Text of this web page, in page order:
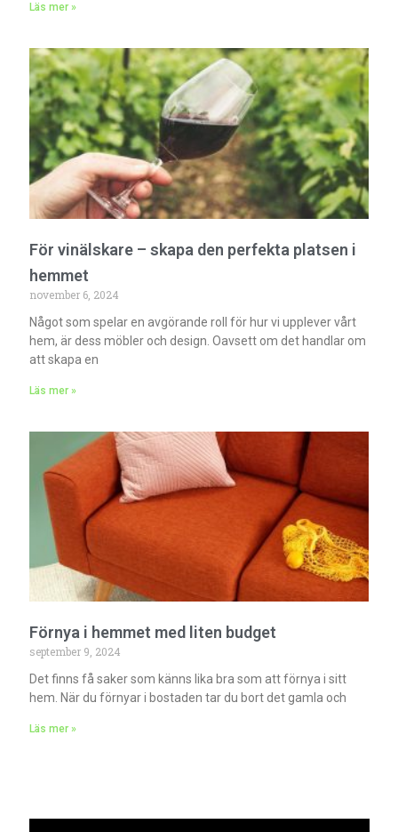
Läs mer »
För vinälskare – skapa den perfekta platsen i
hemmet
november 6, 2024
Något som spelar en avgörande roll för hur vi upplever vårt
hem, är dess möbler och design. Oavsett om det handlar om
att skapa en
Läs mer »
Förnya i hemmet med liten budget
september 9, 2024
Det finns få saker som känns lika bra som att förnya i sitt
hem. När du förnyar i bostaden tar du bort det gamla och
Läs mer »